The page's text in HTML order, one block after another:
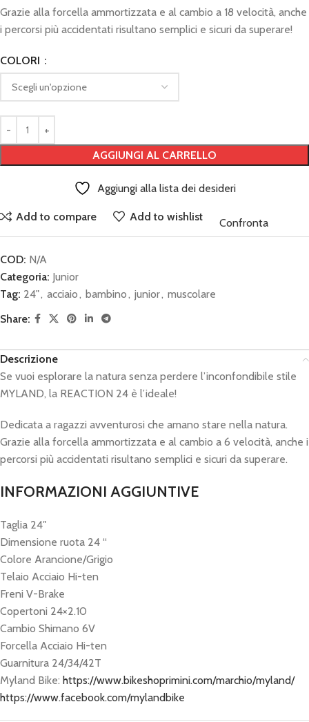
Grazie alla forcella ammortizzata e al cambio a 18 velocità, anche
i percorsi più accidentati risultano semplici e sicuri da superare!
COLORI
AGGIUNGI AL CARRELLO
Aggiungi alla lista dei desideri
Add to compare Add to wishlist Confronta
COD: N/A
Categoria: Junior
Tag: 24", acciaio, bambino, junior, muscolare
Share:
Descrizione
Se vuoi esplorare la natura senza perdere l’inconfondibile stile
MYLAND, la REACTION 24 è l’ideale!
Dedicata a ragazzi avventurosi che amano stare nella natura.
Grazie alla forcella ammortizzata e al cambio a 6 velocità, anche i
percorsi più accidentati risultano semplici e sicuri da superare.
INFORMAZIONI AGGIUNTIVE
Taglia 24″
Dimensione ruota 24 “
Colore Arancione/Grigio
Telaio Acciaio Hi-ten
Freni V-Brake
Copertoni 24×2.10
Cambio Shimano 6V
Forcella Acciaio Hi-ten
Guarnitura 24/34/42T
Myland Bike: https://www.bikeshoprimini.com/marchio/myland/
https://www.facebook.com/mylandbike